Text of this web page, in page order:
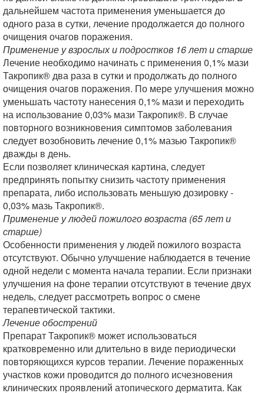
дальнейшем частота применения уменьшается до
одного раза в сутки, лечение продолжается до полного
очищения очагов поражения.
Применение у взрослых и подростков 16 лет и старше
Лечение необходимо начинать с применения 0,1% мази
Такропик® два раза в сутки и продолжать до полного
очищения очагов поражения. По мере улучшения можно
уменьшать частоту нанесения 0,1% мази и переходить
на использование 0,03% мази Такропик®. В случае
повторного возникновения симптомов заболевания
следует возобновить лечение 0,1% мазью Такропик®
дважды в день.
Если позволяет клиническая картина, следует
предпринять попытку снизить частоту применения
препарата, либо использовать меньшую дозировку -
0,03% мазь Такропик®.
Применение у людей пожилого возраста (65 лет и
старше)
Особенности применения у людей пожилого возраста
отсутствуют. Обычно улучшение наблюдается в течение
одной недели с момента начала терапии. Если признаки
улучшения на фоне терапии отсутствуют в течение двух
недель, следует рассмотреть вопрос о смене
терапевтической тактики.
Лечение обострений
Препарат Такропик® может использоваться
кратковременно или длительно в виде периодически
повторяющихся курсов терапии. Лечение пораженных
участков кожи проводится до полного исчезновения
клинических проявлений атопического дерматита. Как